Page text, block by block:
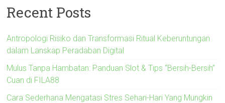
Recent Posts
Antropologi Risiko dan Transformasi Ritual Keberuntungan
dalam Lanskap Peradaban Digital
Mulus Tanpa Hambatan: Panduan Slot & Tips “Bersih-Bersih”
Cuan di FILA88
Cara Sederhana Mengatasi Stres Sehari-Hari Yang Mungkin